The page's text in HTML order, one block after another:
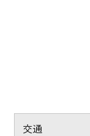
交通